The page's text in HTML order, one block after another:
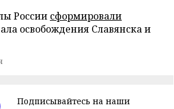
России сформировали
освобождения Славянска и
Подписывайтесь на наши